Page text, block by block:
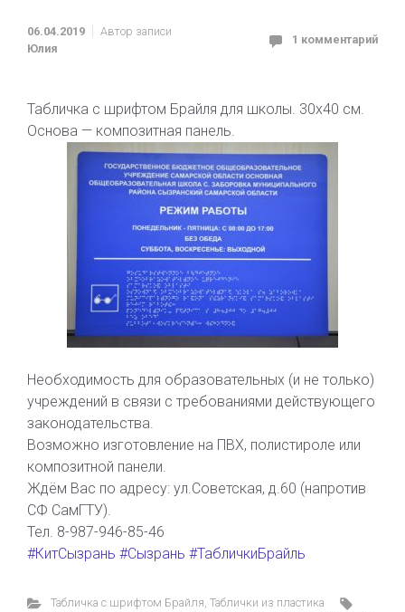
06.04.2019
Автор записи
Юлия
1 комментарий
Табличка с шрифтом Брайля для школы. 30х40 см.
Основа — композитная панель.
Необходимость для образовательных (и не только)
учреждений в связи с требованиями действующего
законодательства.
Возможно изготовление на ПВХ, полистироле или
композитной панели.
Ждём Вас по адресу: ул.Советская, д.60 (напротив
СФ СамГТУ).
Тел. 8-987-946-85-46
#КитСызрань #Сызрань #ТабличкиБрайль
Табличка с шрифтом Брайля, Таблички из пластика